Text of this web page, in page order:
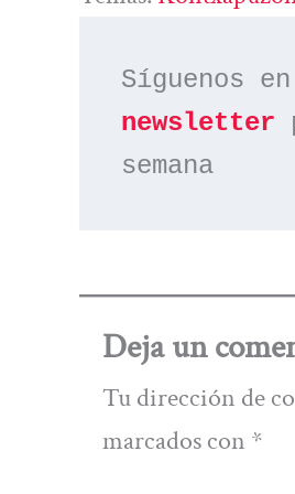
Síguenos
newsletter
semana
Deja un
Tu dirección de
marcados con *